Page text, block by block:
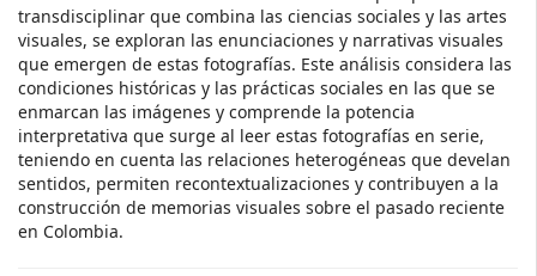
transdisciplinar que combina las ciencias sociales y las artes
visuales, se exploran las enunciaciones y narrativas visuales
que emergen de estas fotografías. Este análisis considera las
condiciones históricas y las prácticas sociales en las que se
enmarcan las imágenes y comprende la potencia
interpretativa que surge al leer estas fotografías en serie,
teniendo en cuenta las relaciones heterogéneas que develan
sentidos, permiten recontextualizaciones y contribuyen a la
construcción de memorias visuales sobre el pasado reciente
en Colombia.